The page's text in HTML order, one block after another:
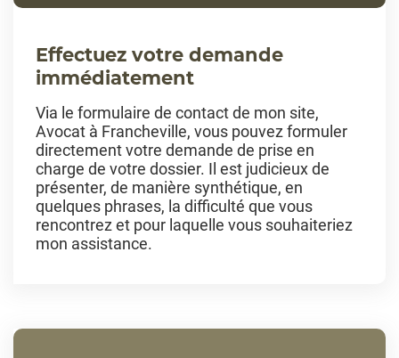
Effectuez votre demande
immédiatement
Via le formulaire de contact de mon site,
Avocat à Francheville, vous pouvez formuler
directement votre demande de prise en
charge de votre dossier. Il est judicieux de
présenter, de manière synthétique, en
quelques phrases, la difficulté que vous
rencontrez et pour laquelle vous souhaiteriez
mon assistance.